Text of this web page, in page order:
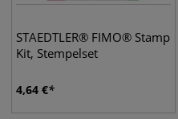
STAEDTLER® FIMO® Stamp
Kit, Stempelset
4,64 €